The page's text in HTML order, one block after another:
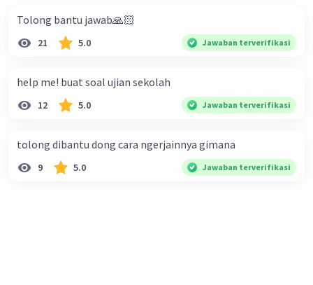
Tolong bantu jawab🙏🏻
21 5.0 Jawaban terverifikasi
help me! buat soal ujian sekolah
12 5.0 Jawaban terverifikasi
tolong dibantu dong cara ngerjainnya gimana
9 5.0 Jawaban terverifikasi